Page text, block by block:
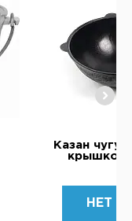
Казан
крышкой
НЕТ В